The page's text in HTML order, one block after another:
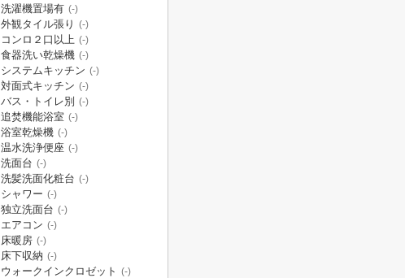
洗濯機置場有 (-)
外観タイル張り (-)
コンロ２口以上 (-)
食器洗い乾燥機 (-)
システムキッチン (-)
対面式キッチン (-)
バス・トイレ別 (-)
追焚機能浴室 (-)
浴室乾燥機 (-)
温水洗浄便座 (-)
洗面台 (-)
洗髪洗面化粧台 (-)
シャワー (-)
独立洗面台 (-)
エアコン (-)
床暖房 (-)
床下収納 (-)
ウォークインクロゼット (-)